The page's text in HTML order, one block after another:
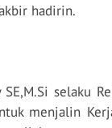
hadirin.
selaku
menjalin